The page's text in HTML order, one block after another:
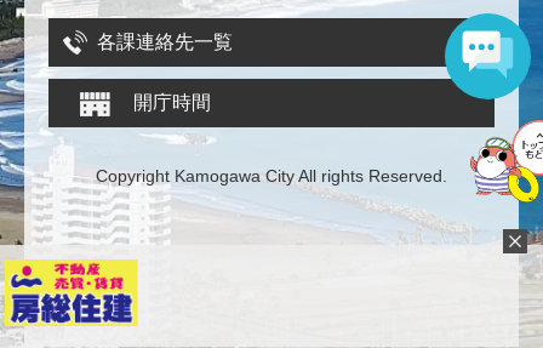
各課連絡先一覧
開庁時間
Copyright Kamogawa City All rights Reserved.